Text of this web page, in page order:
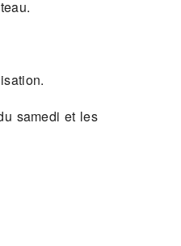
samedi et les